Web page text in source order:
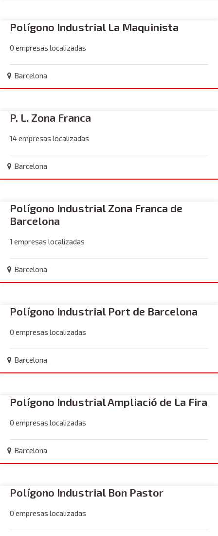
Polígono Industrial La Maquinista
0 empresas localizadas
Barcelona
P. L. Zona Franca
14 empresas localizadas
Barcelona
Polígono Industrial Zona Franca de
Barcelona
1 empresas localizadas
Barcelona
Polígono Industrial Port de Barcelona
0 empresas localizadas
Barcelona
Polígono Industrial Ampliació de La Fira
0 empresas localizadas
Barcelona
Polígono Industrial Bon Pastor
0 empresas localizadas